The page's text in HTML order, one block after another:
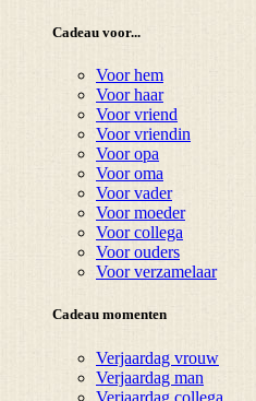
Cadeau voor...
Voor hem
Voor haar
Voor vriend
Voor vriendin
Voor opa
Voor oma
Voor vader
Voor moeder
Voor collega
Voor ouders
Voor verzamelaar
Cadeau momenten
Verjaardag vrouw
Verjaardag man
Verjaardag collega